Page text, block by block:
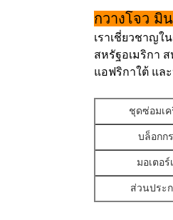
กวางโจว มิ
เราเชี่ยวชาญใ
สหรัฐอเมริกา
แอฟริกาใต้ แล
ชุดซ่อมเ
บล็อกก
มอเตอ
ส่วนประ